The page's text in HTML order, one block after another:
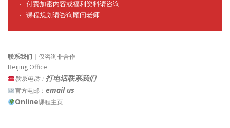
· 付费加密内容或福利资料请咨询
· 课程规划请咨询顾问老师
联系我们 ｜仅咨询非合作
Beijing Office
联系电话： 打电话联系我们
官方电邮： email us
Online课程主页